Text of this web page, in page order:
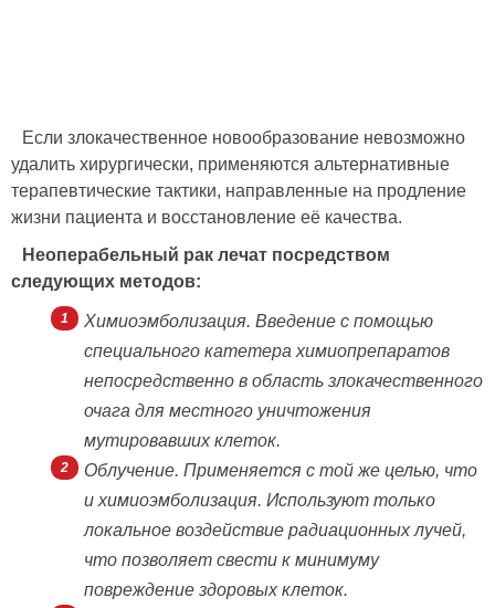
Если злокачественное новообразование невозможно
удалить хирургически, применяются альтернативные
терапевтические тактики, направленные на продление
жизни пациента и восстановление её качества.
Неоперабельный рак лечат посредством
следующих методов:
Химиоэмболизация. Введение с помощью
специального катетера химиопрепаратов
непосредственно в область злокачественного
очага для местного уничтожения
мутировавших клеток.
Облучение. Применяется с той же целью, что
и химиоэмболизация. Используют только
локальное воздействие радиационных лучей,
что позволяет свести к минимуму
повреждение здоровых клеток.